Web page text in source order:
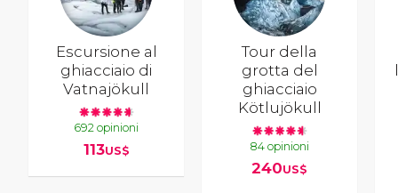
Escursione al
ghiacciaio di
Vatnajökull
692 opinioni
113US$
Tour della
grotta del
ghiacciaio
Kötlujökull
84 opinioni
240US$